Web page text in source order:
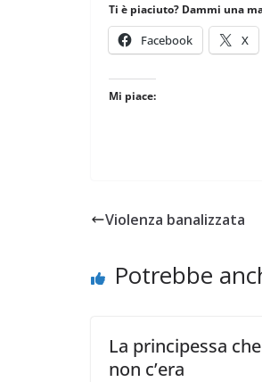
Ti è piaciuto? Dammi una
Facebook X
Mi piace:
Violenza banalizzata
Potrebbe
La principessa che
non c’era
IL PENSIERO
POLITICA
il conflitto alla